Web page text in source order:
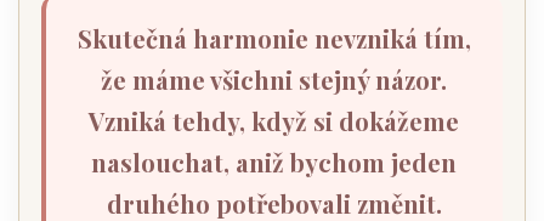
Skutečná harmonie nevzniká tím,
že máme všichni stejný názor.
Vzniká tehdy, když si dokážeme
naslouchat, aniž bychom jeden
druhého potřebovali změnit.